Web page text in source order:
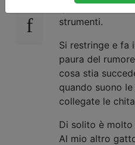
quando suono
strumenti.
Si restringe e fa
paura del
cosa stia
quando suono
collegate le
Di solito è
Al mio altro